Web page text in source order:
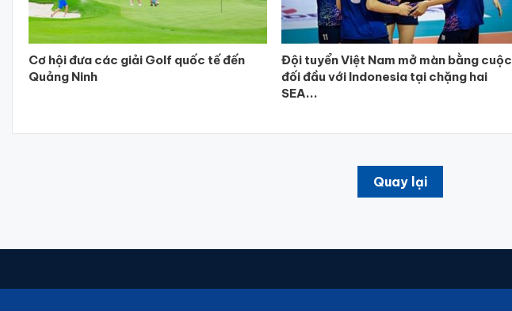
Cơ hội đưa các giải Golf quốc tế đến
Quảng Ninh
Đội tuyển Việt Nam mở màn bằng cuộc
đối đầu với Indonesia tại chặng hai
SEA...
Quay lại